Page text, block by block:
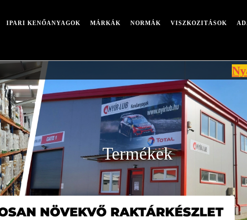
IPARI KENŐANYAGOK MÁRKÁK NORMÁK VISZKOZITÁSOK
Nyári
Termékek